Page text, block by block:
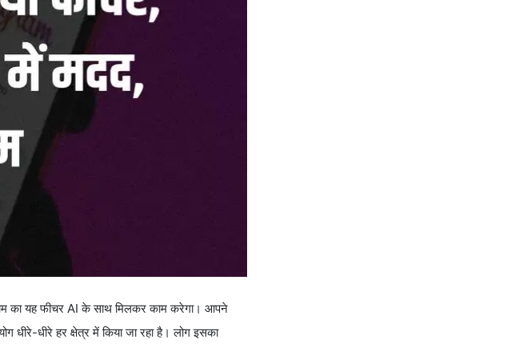
का यह फीचर AI के साथ मिलकर काम करेगा। आपने
धीरे-धीरे हर क्षेत्र में किया जा रहा है। लोग इसका